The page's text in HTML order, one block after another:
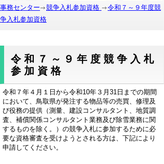
事務センター
競争入札参加資格
令和７～９年度競
争入札参加資格
令和７～９年度競争入札
参加資格
令和７年４月１日から令和10年３月31日までの期間
において、鳥取県が発注する物品等の売買、修理及
び役務の提供（測量、建設コンサルタント、地質調
査、補償関係コンサルタント業務及び除雪業務に関
するものを除く。）の競争入札に参加するために必
要な資格審査を受けようとされる方は、下記により
申請してください。